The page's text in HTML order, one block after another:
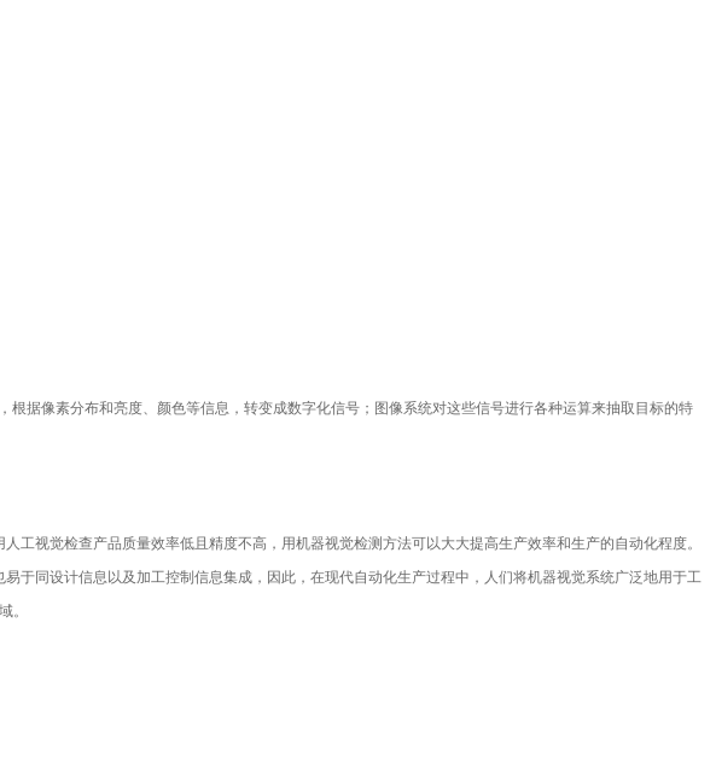
据像素分布和亮度、颜色等信息，转变成数字化信号；图像系统对这些信号进行各种运算来抽取目标的特
视觉检查产品质量效率低且精度不高，用机器视觉检测方法可以大大提高生产效率和生产的自动化程度。
于同设计信息以及加工控制信息集成，因此，在现代自动化生产过程中，人们将机器视觉系统广泛地用于工
。